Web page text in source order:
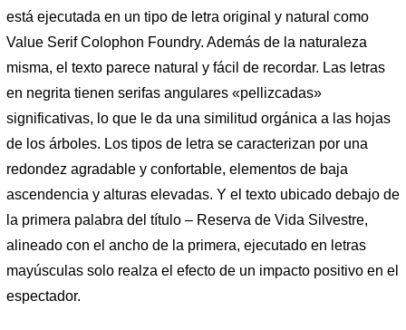
está ejecutada en un tipo de letra original y natural como
Value Serif Colophon Foundry. Además de la naturaleza
misma, el texto parece natural y fácil de recordar. Las letras
en negrita tienen serifas angulares «pellizcadas»
significativas, lo que le da una similitud orgánica a las hojas
de los árboles. Los tipos de letra se caracterizan por una
redondez agradable y confortable, elementos de baja
ascendencia y alturas elevadas. Y el texto ubicado debajo de
la primera palabra del título – Reserva de Vida Silvestre,
alineado con el ancho de la primera, ejecutado en letras
mayúsculas solo realza el efecto de un impacto positivo en el
espectador.